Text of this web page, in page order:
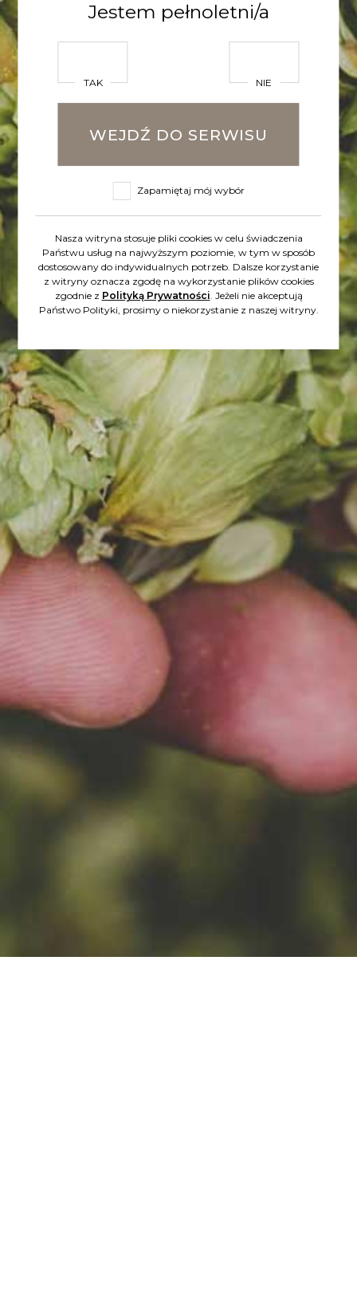
Dobry Nastrój już dostępny w
Zobacz inne
wpisy
10.08.2023
MIKRO IPA I MAKRO RADOŚĆ -
PIWO Z HIPOPOTAMEM!
Wielka Radość już dostępna!
2.02.2022
bardzo zadowoleni.
Jestem pełnoletni/a
TAK NIE
WEJDŹ DO SERWISU
Zapamiętaj mój wybór
Nasza witryna stosuje pliki cookies w celu świadczenia
Państwu usług na najwyższym poziomie, w tym w sposób
dostosowany do indywidualnych potrzeb. Dalsze korzystanie
z witryny oznacza zgodę na wykorzystanie plików cookies
zgodnie z Polityką Prywatności. Jeżeli nie akceptują
Państwo Polityki, prosimy o niekorzystanie z naszej witryny.